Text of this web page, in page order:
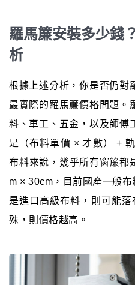
羅馬簾安裝多少錢
析
根據上述分析，你是否仍對
最實際的羅馬簾價格問題。
料、車工、五金，以及師傅
是（布料單價 × 才數） +
布料來說，幾乎所有窗簾都
m × 30cm，目前國產一般
是進口高級布料，則可能
殊，則價格越高。